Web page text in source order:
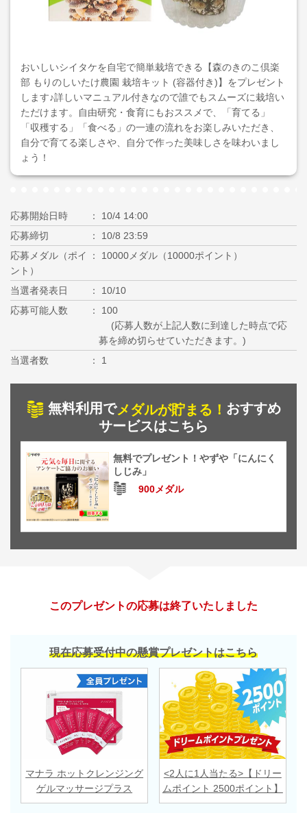
おいしいシイタケを自宅で簡単栽培できる【森のきのこ倶楽
部 もりのしいたけ農園 栽培キット (容器付き)】をプレゼント
します♪詳しいマニュアル付きなので誰でもスムーズに栽培い
ただけます。自由研究・食育にもおススメで、「育てる」
「収穫する」「食べる」の一連の流れをお楽しみいただき、
自分で育てる楽しさや、自分で作った美味しさを味わいまし
ょう！
応募開始日時
10/4 14:00
応募締切
10/8 23:59
応募メダル（ポイ
ント）
10000メダル（10000ポイント）
当選者発表日
10/10
応募可能人数
100
(応募人数が上記人数に到達した時点で応
募を締め切らせていただきます。)
当選者数
1
無料利用でメダルが貯まる！ おすすめ
サービスはこちら
無料でプレゼント！やずや「にんにく
しじみ」
900メダル
このプレゼントの応募は終了いたしました
現在応募受付中の懸賞プレゼントはこちら
マナラ ホットクレンジング
ゲルマッサージプラス
<2人に1人当たる>【ドリー
ムポイント 2500ポイント】